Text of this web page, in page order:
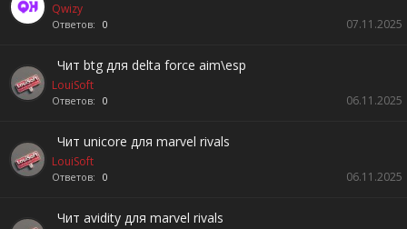
Qwizy
Ответов: 0 07.11.2025
Чит btg для delta force aim\esp
LouiSoft
Ответов: 0 06.11.2025
Чит unicore для marvel rivals
LouiSoft
Ответов: 0 06.11.2025
Чит avidity для marvel rivals